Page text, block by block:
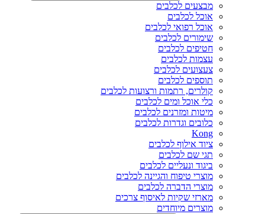
מבצעים לכלבים
אוכל לכלבים
אוכל רפואי לכלבים
שימורים לכלבים
חטיפים לכלבים
עצמות לכלבים
צעצועים לכלבים
תוספים לכלבים
קולרים, רתמות ורצועות לכלבים
כלי אוכל ומים לכלבים
מיטות ומזרנים לכלבים
כלובים וגדרות לכלבים
Kong
ציוד אילוף לכלבים
תגי שם לכלבים
ביגוד ונעליים לכלבים
מוצרי טיפוח והגיינה לכלבים
מוצרי הדברה לכלבים
מארזי שקיות לאיסוף צרכים
מוצרים מיוחדים